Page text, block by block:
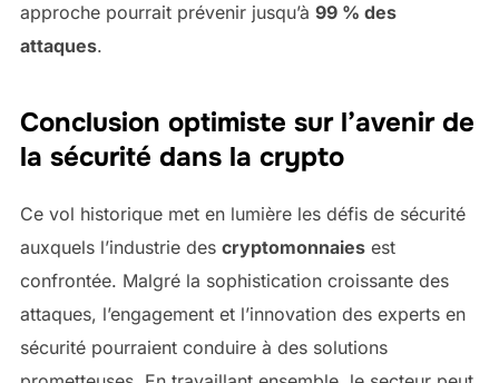
approche pourrait prévenir jusqu’à 99 % des
attaques.
Conclusion optimiste sur l’avenir de
la sécurité dans la crypto
Ce vol historique met en lumière les défis de sécurité
auxquels l’industrie des cryptomonnaiesest
confrontée. Malgré la sophistication croissante des
attaques, l’engagement et l’innovation des experts en
sécurité pourraient conduire à des solutions